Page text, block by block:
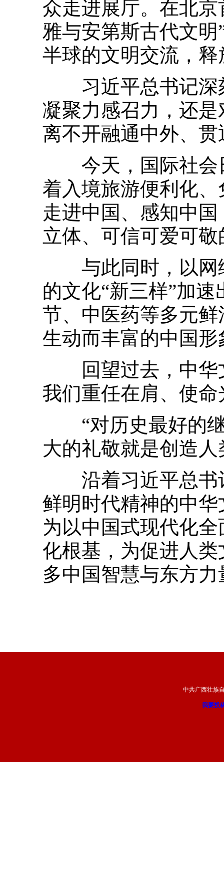
众走进展厅。在北
雅与安第斯古代文
半球的文明交流，
习近平总书记深
凝聚力感召力，还
离不开融通中外、贯
今天，国际社会
着入境旅游便利化
走进中国、感知中
立体、可信可爱可
与此同时，以网
的文化“新三样”加
节、中医药等多元
生动而丰富的中国
回望过去，中华
我们重任在肩、使命
“对历史最好的继
大的礼敬就是创造
沿着习近平总书
鲜明时代精神的中
为以中国式现代化
化根基，为促进人
多中国智慧与东方力
中共广西壮族
我要投